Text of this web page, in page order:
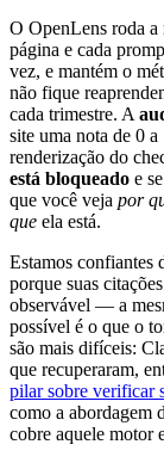
O OpenLens roda a
página e cada
vez, e mantém o
não fique
cada trimestre. A
site uma nota de 0
renderização do
está bloqueado e
que você veja por
que ela está.
Estamos confiantes
porque suas
observável — a
possível é o que o
são mais difíceis:
que recuperaram,
pilar sobre verificar
como a abordagem
cobre aquele motor